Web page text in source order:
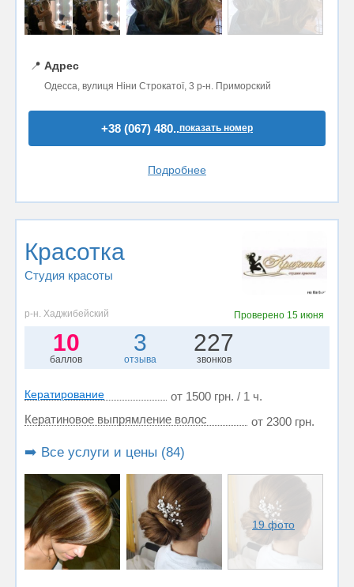
📍 Адрес
Одесса, вулиця Ніни Строкатої, 3 р-н. Приморский
+38 (067) 480..показать номер
Подробнее
Красотка
Студия красоты
р-н. Хаджибейский Проверено 15 июня
10
баллов
3
отзыва
227
звонков
Кератирование
от 1500 грн. / 1 ч.
Кератиновое выпрямление волос
от 2300 грн.
➡️ Все услуги и цены (84)
19 фото